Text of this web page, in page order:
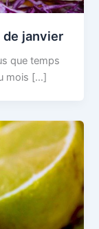
de janvier
que temps
mois […]